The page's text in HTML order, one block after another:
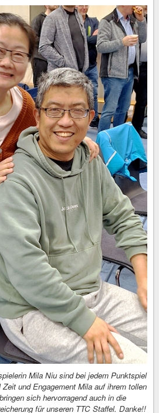
Mila Niu sind bei jedem Punktspiel
und Engagement Mila auf ihrem tollen
sich hervorragend auch in die
für unseren TTC Staffel. Danke!!